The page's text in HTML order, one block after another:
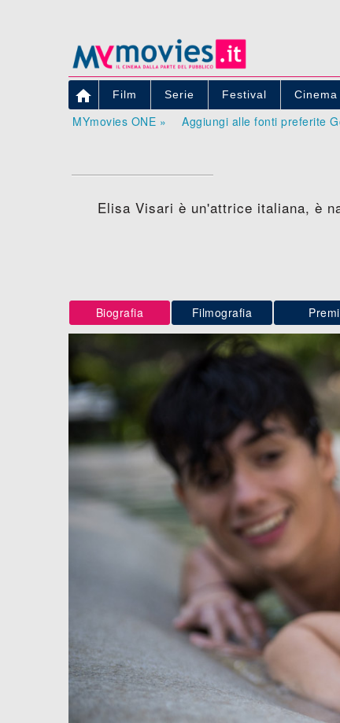
 Film Serie Festival Cinema
MYmovies ONE » Aggiungi alle fonti preferite
Elisa Visari è un'attrice italiana, è
Biografia Filmografia Premi